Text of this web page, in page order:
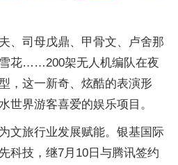
、司母戊鼎、甲骨文、卢舍那
花……200架无人机编队在夜
，这一新奇、炫酷的表演形
世界游客喜爱的娱乐项目。
文旅行业发展赋能。银基国际
科技，继7月10日与腾讯签约